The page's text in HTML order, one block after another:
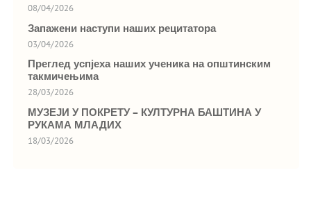
08/04/2026
Запажени наступи наших рецитатора
03/04/2026
Преглед успјеха наших ученика на општинским
такмичењима
28/03/2026
МУЗЕЈИ У ПОКРЕТУ – КУЛТУРНА БАШТИНА У
РУКАМА МЛАДИХ
18/03/2026